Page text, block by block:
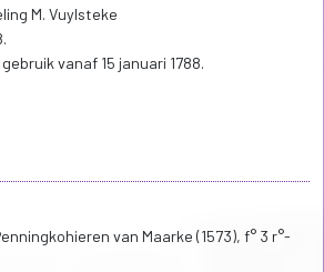
M. Vuylsteke
vanaf 15 januari 1788.
van Maarke (1573), f° 3 r°-